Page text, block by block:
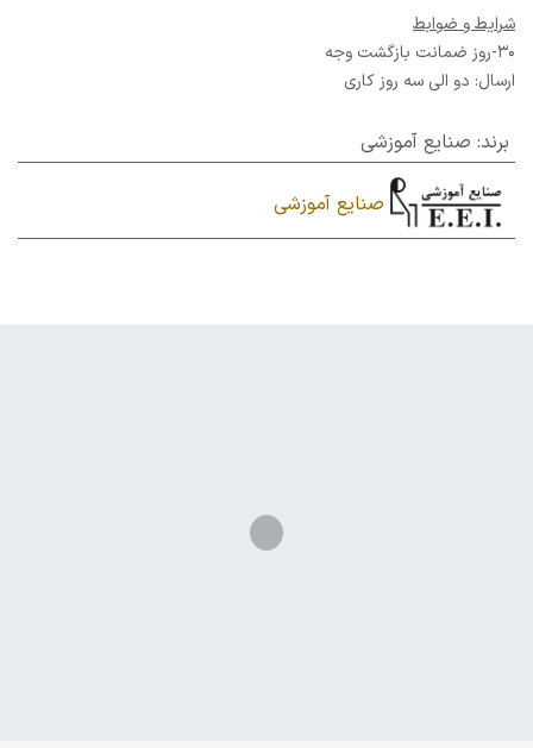
شرایط و ضوابط
30-روز ضمانت بازگشت وجه
ارسال: دو الی سه روز کاری
برند: صنایع آموزشی
صنایع آموزشی